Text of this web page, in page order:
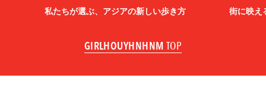
私たちが選ぶ、アジアの新しい歩き方 街に映え
GIRLHOUYHNHNM TOP